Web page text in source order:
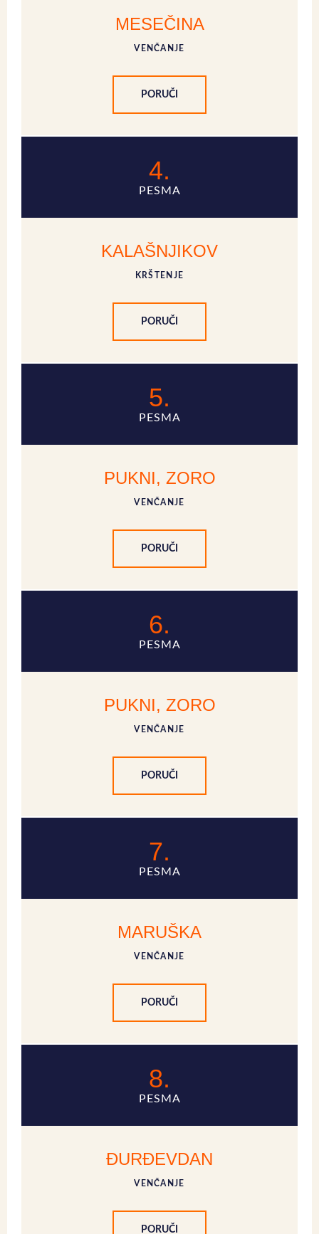
MESEČINA
VENČANJE
PORUČI
4.
PESMA
KALAŠNJIKOV
KRŠTENJE
PORUČI
5.
PESMA
PUKNI, ZORO
VENČANJE
PORUČI
6.
PESMA
PUKNI, ZORO
VENČANJE
PORUČI
7.
PESMA
MARUŠKA
VENČANJE
PORUČI
8.
PESMA
ĐURĐEVDAN
VENČANJE
PORUČI